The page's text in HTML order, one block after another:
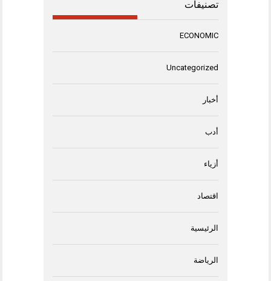
تصنيفات
ECONOMIC
Uncategorized
أخبار
أدب
أزياء
اقتصاد
الرئيسية
الرياضة